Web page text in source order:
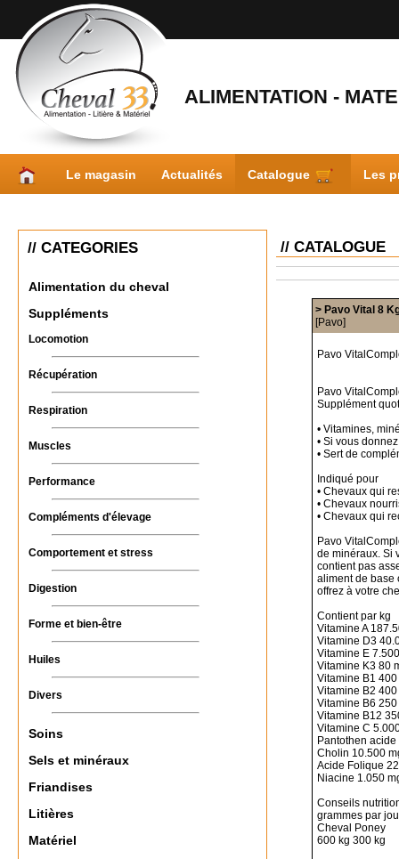
ALIMENTATION -
Le magasin Actualités Catalogue Les
// CATEGORIES
Alimentation du cheval
Suppléments
Locomotion
Récupération
Respiration
Muscles
Performance
Compléments d'élevage
Comportement et stress
Digestion
Forme et bien-être
Huiles
Divers
Soins
Sels et minéraux
Friandises
Litières
Matériel
// CATALOGUE
> Pavo Vital 8
[Pavo]
Pavo
Pavo
Supplément
• Vitamines,
• Si vous
• Sert de
Indiqué pour
• Chevaux qui
• Chevaux
• Chevaux qui
Pavo
de minéraux. Si
contient pas
aliment de base
offrez à votre
Contient par kg
Vitamine A
Vitamine D3
Vitamine E
Vitamine K3 80
Vitamine B1
Vitamine B2
Vitamine B6
Vitamine B12
Vitamine C
Pantothen
Cholin 10.500
Acide Folique
Niacine 1.050
Conseils
grammes par
Cheval Poney
600 kg 300 kg